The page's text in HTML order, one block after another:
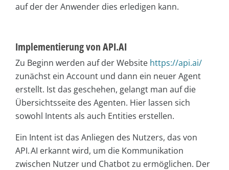
auf der der Anwender dies erledigen kann.
Implementierung von API.AI
Zu Beginn werden auf der Website https://api.ai/
zunächst ein Account und dann ein neuer Agent
erstellt. Ist das geschehen, gelangt man auf die
Übersichtsseite des Agenten. Hier lassen sich
sowohl Intents als auch Entities erstellen.
Ein Intent ist das Anliegen des Nutzers, das von
API. AI erkannt wird, um die Kommunikation
zwischen Nutzer und Chatbot zu ermöglichen. Der